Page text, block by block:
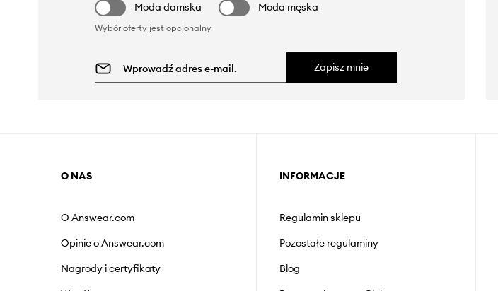
Moda damska
Moda męska
Wybór oferty jest opcjonalny
Zapisz mnie
O NAS
O Answear.com
Opinie o Answear.com
Nagrody i certyfikaty
INFORMACJE
Regulamin sklepu
Pozostałe regulaminy
Blog